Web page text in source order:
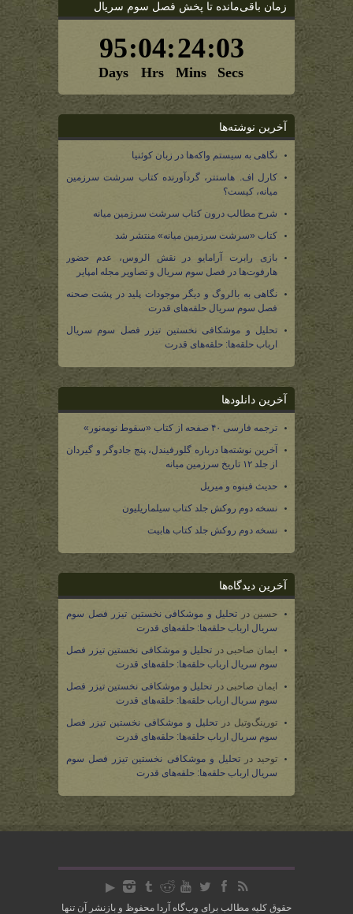
زمان باقی‌مانده تا پخش فصل سوم سریال
آخرین نوشته‌ها
نگاهی به سیستم واکه‌ها در زبان کوئنیا
کارل اف. هاستتر، گردآورنده کتاب سرشت سرزمین
میانه، کیست؟
شرح مطالب درون کتاب سرشت سرزمین میانه
کتاب «سرشت سرزمین میانه» منتشر شد
بازی رابرت آرامایو در نقش الروس، عدم حضور
هارفوت‌ها در فصل سوم سریال و تصاویر مجله امپایر
نگاهی به بالروگ و دیگر موجودات پلید در پشت صحنه
فصل سوم سریال حلقه‌های قدرت
تحلیل و موشکافی نخستین تیزر فصل سوم سریال
ارباب حلقه‌ها: حلقه‌های قدرت
آخرین دانلودها
ترجمه فارسی ۴۰ صفحه از کتاب «سقوط نومه‌نور»
آخرین نوشته‌ها درباره گلورفیندل، پنج جادوگر و گیردان
از جلد ۱۲ تاریخ سرزمین میانه
حدیث فینوه و میریل
نسخه دوم روکش جلد کتاب سیلماریلیون
نسخه دوم روکش جلد کتاب هابیت
آخرین دیدگاه‌ها
حسین در تحلیل و موشکافی نخستین تیزر فصل سوم
سریال ارباب حلقه‌ها: حلقه‌های قدرت
ایمان صاحبی در تحلیل و موشکافی نخستین تیزر فصل
سوم سریال ارباب حلقه‌ها: حلقه‌های قدرت
ایمان صاحبی در تحلیل و موشکافی نخستین تیزر فصل
سوم سریال ارباب حلقه‌ها: حلقه‌های قدرت
تورینگ‌وتیل در تحلیل و موشکافی نخستین تیزر فصل
سوم سریال ارباب حلقه‌ها: حلقه‌های قدرت
توحید درتحلیل و موشکافی نخستین تیزر فصل سوم
سریال ارباب حلقه‌ها: حلقه‌های قدرت
حقوق کلیه مطالب برای وب‌گاه آردا محفوظ و بازنشر آن تنها